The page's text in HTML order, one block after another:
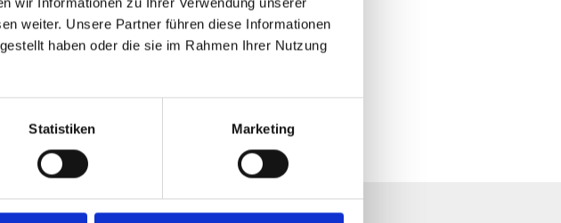
weiter. Unsere Partner führen diese Informationen
haben oder die sie im Rahmen Ihrer Nutzung
Statistiken Marketing